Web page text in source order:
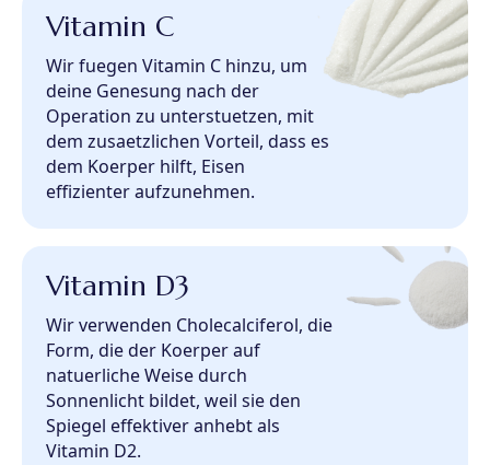
Vitamin C
Wir fuegen Vitamin C hinzu, um
deine Genesung nach der
Operation zu unterstuetzen, mit
dem zusaetzlichen Vorteil, dass es
dem Koerper hilft, Eisen
effizienter aufzunehmen.
Vitamin D3
Wir verwenden Cholecalciferol, die
Form, die der Koerper auf
natuerliche Weise durch
Sonnenlicht bildet, weil sie den
Spiegel effektiver anhebt als
Vitamin D2.